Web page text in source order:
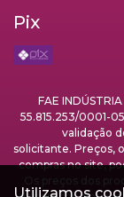
Pix
FAE
55.815.253/0001-
validação
solicitante. Preços,
compras no site,
Utilizamos